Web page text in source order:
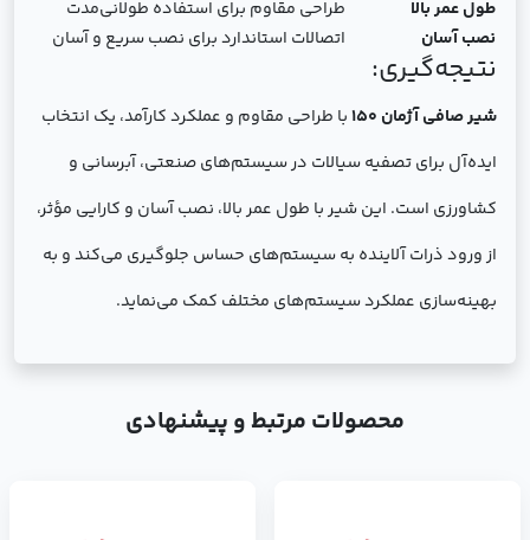
طول عمر بالا
طراحی مقاوم برای استفاده طولانی‌مدت
نصب آسان
اتصالات استاندارد برای نصب سریع و آسان
نتیجه‌گیری:
شیر صافی آژمان 150
با طراحی مقاوم و عملکرد کارآمد، یک انتخاب
ایده‌آل برای تصفیه سیالات در سیستم‌های صنعتی، آبرسانی و
کشاورزی است. این شیر با طول عمر بالا، نصب آسان و کارایی مؤثر،
از ورود ذرات آلاینده به سیستم‌های حساس جلوگیری می‌کند و به
بهینه‌سازی عملکرد سیستم‌های مختلف کمک می‌نماید.
محصولات مرتبط و پیشنهادی